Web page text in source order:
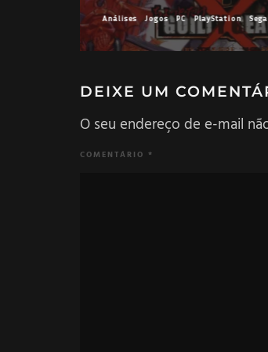
Nintendo PC
DEIXE UM
O seu endereço de e-mail
COMENTÁRIO *